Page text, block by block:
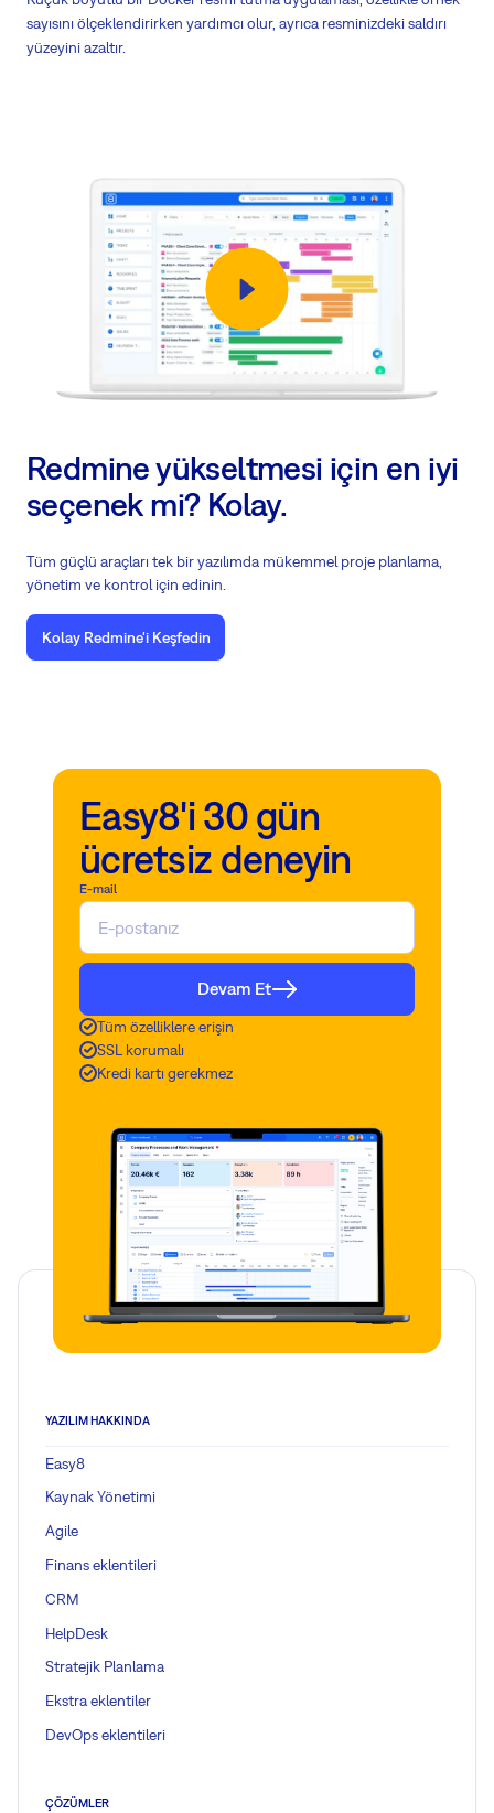
sayısını ölçeklendirirken yardımcı olur, ayrıca resminizdeki saldırı
yüzeyini azaltır.
Redmine yükseltmesi için en iyi
seçenek mi? Kolay.
Tüm güçlü araçları tek bir yazılımda mükemmel proje planlama,
yönetim ve kontrol için edinin.
Kolay Redmine'i Keşfedin
Easy8'i 30 gün
ücretsiz deneyin
E-mail
Devam Et
Tüm özelliklere erişin
SSL korumalı
Kredi kartı gerekmez
YAZILIM HAKKINDA
Easy8
Kaynak Yönetimi
Agile
Finans eklentileri
CRM
HelpDesk
Stratejik Planlama
Ekstra eklentiler
DevOps eklentileri
ÇÖZÜMLER